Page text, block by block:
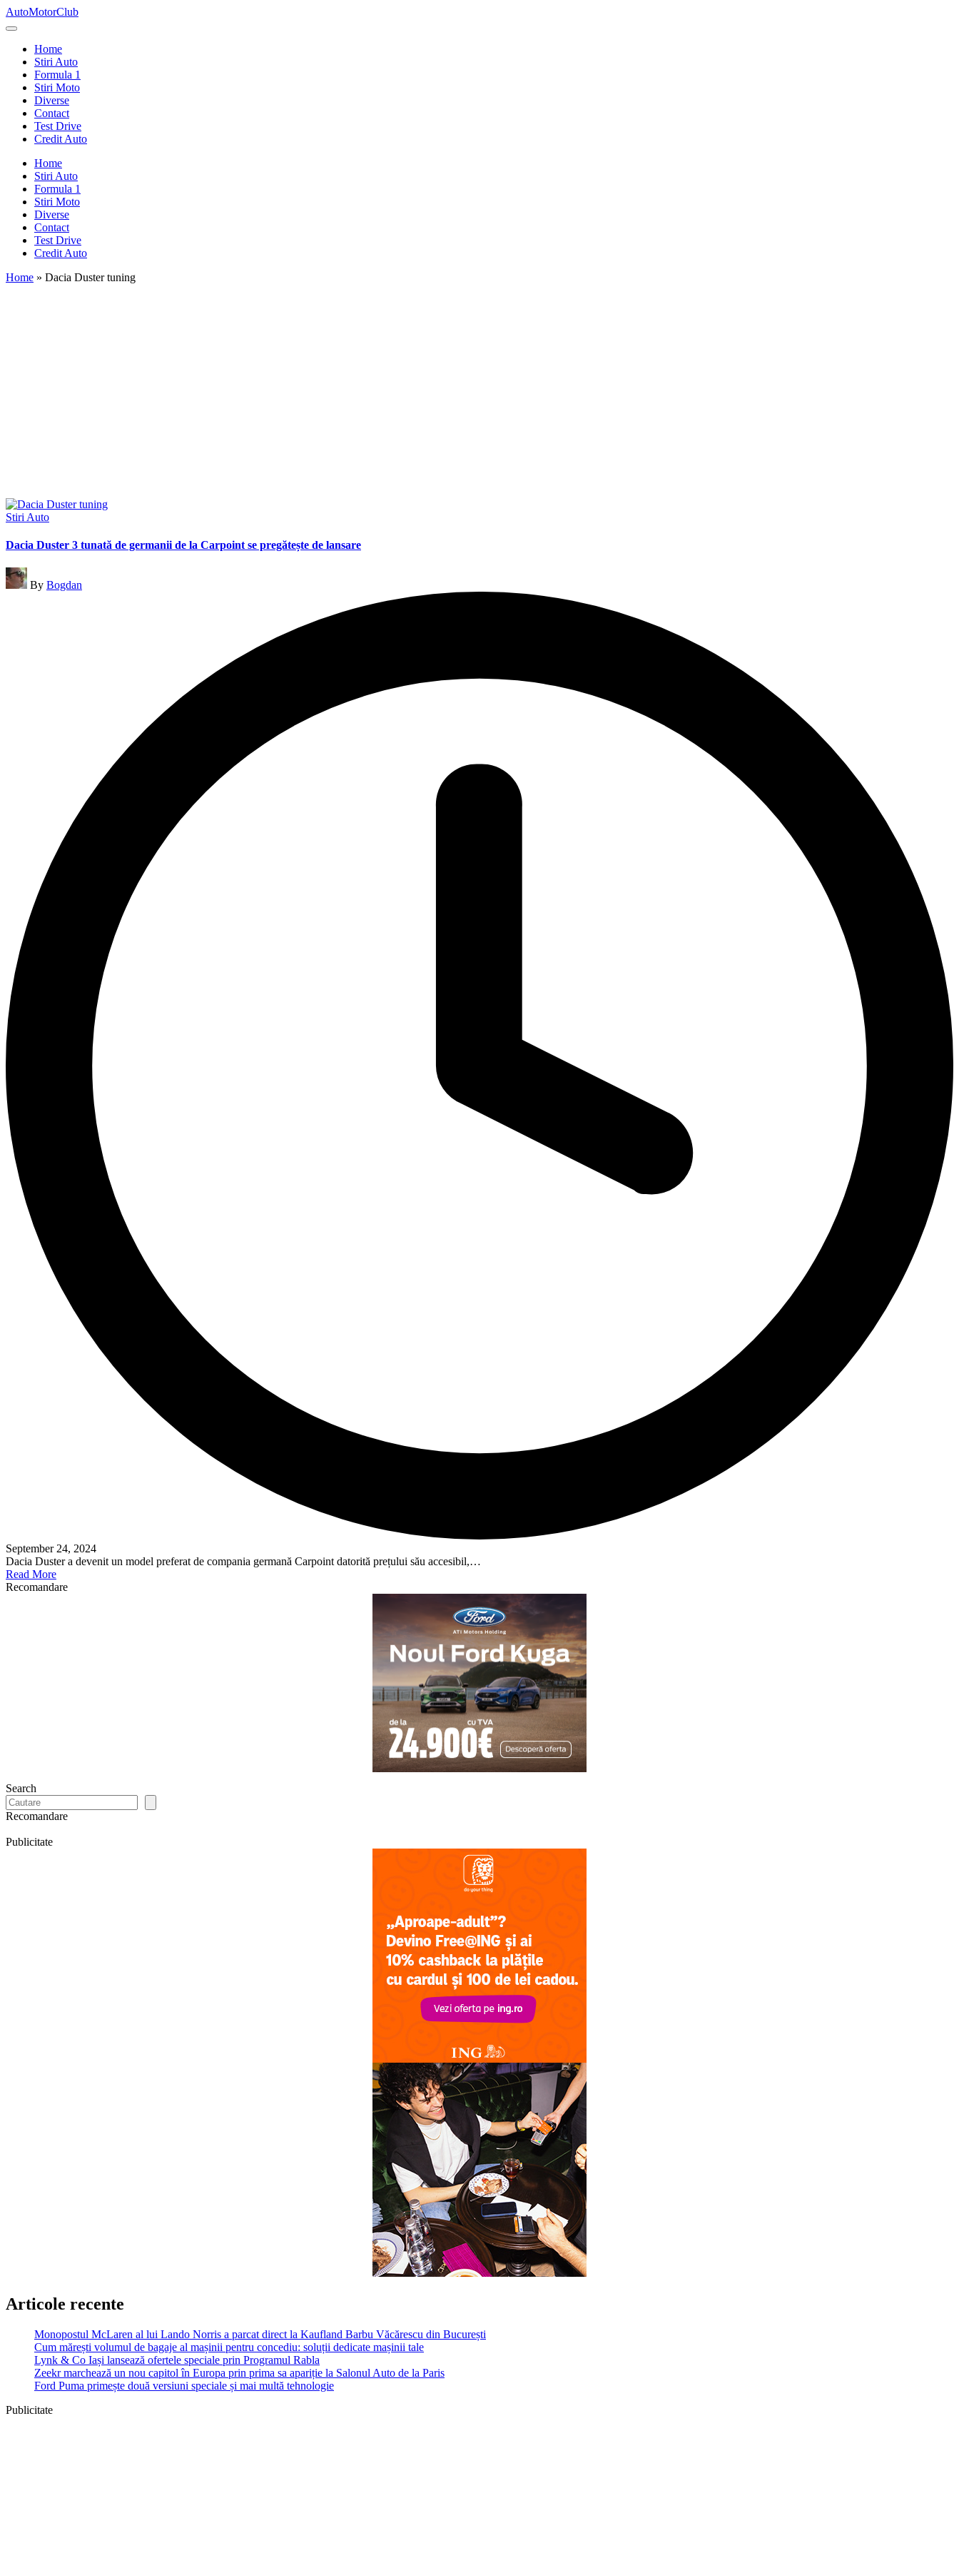
Skip
to
AutoMotorClub
Totul
masini
pasionatii
masini
Home
Stiri Auto
Formula 1
Stiri Moto
Diverse
Contact
Test Drive
Credit Auto
Home
Stiri Auto
Formula 1
Stiri Moto
Diverse
Contact
Test Drive
Credit Auto
Home » Dacia Duster tuning
Posted
Stiri Auto
Dacia Duster 3 tunată de germanii de la Carpoint se pregătește de lansare
Posted
by
By Bogdan
September 24, 2024
Dacia Duster a devenit un model preferat de compania germană Carpoint datorită prețului său accesibil,…
Read More
Recomandare
Search
Recomandare
Publicitate
Articole recente
Monopostul McLaren al lui Lando Norris a parcat direct la Kaufland Barbu Văcărescu din București
Cum mărești volumul de bagaje al mașinii pentru concediu: soluții dedicate mașinii tale
Lynk & Co Iași lansează ofertele speciale prin Programul Rabla
Zeekr marchează un nou capitol în Europa prin prima sa apariție la Salonul Auto de la Paris
Ford Puma primește două versiuni speciale și mai multă tehnologie
Publicitate